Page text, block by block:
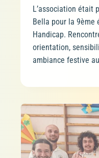
L’association était
Bella pour la 9ème
Handicap.
orientation,
ambiance festive